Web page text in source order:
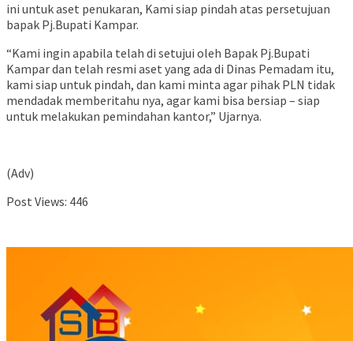
ini untuk aset penukaran, Kami siap pindah atas persetujuan
bapak Pj.Bupati Kampar.
“Kami ingin apabila telah di setujui oleh Bapak Pj.Bupati
Kampar dan telah resmi aset yang ada di Dinas Pemadam itu,
kami siap untuk pindah, dan kami minta agar pihak PLN tidak
mendadak memberitahu nya, agar kami bisa bersiap – siap
untuk melakukan pemindahan kantor,” Ujarnya.
(Adv)
Post Views: 446